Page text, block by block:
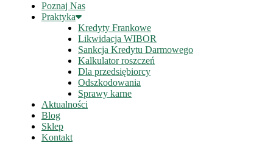
Poznaj Nas
Praktyka
Kredyty Frankowe
Likwidacja WIBOR
Sankcja Kredytu Darmowego
Kalkulator roszczeń
Dla przedsiębiorcy
Odszkodowania
Sprawy karne
Aktualności
Blog
Sklep
Kontakt